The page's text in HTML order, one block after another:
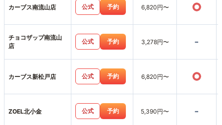
カーブス南流山店 公式 予約 6,820円〜 ○
チョコザップ南流山
店
公式 予約 3,278円〜 -
カーブス新松戸店 公式 予約 6,820円〜 ○
ZOEL北小金 公式 予約 5,390円〜 -